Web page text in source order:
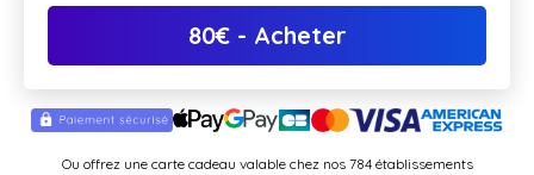
80€- Acheter
Ou offrez une carte cadeau valable chez nos 784 établissements